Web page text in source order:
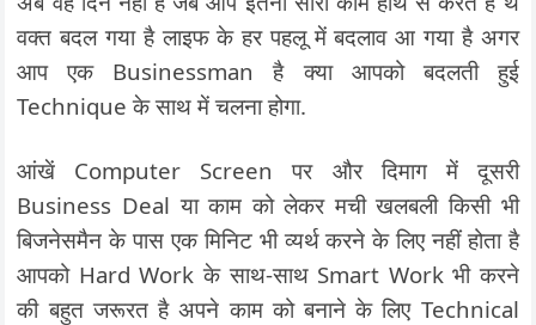
वक्त बदल गया है लाइफ के हर पहलू में बदलाव आ गया है अगर
आप एक Businessman है क्या आपको बदलती हुई
Technique के साथ में चलना होगा.
आंखें Computer Screen पर और दिमाग में दूसरी
Business Deal या काम को लेकर मची खलबली किसी भी
बिजनेसमैन के पास एक मिनिट भी व्यर्थ करने के लिए नहीं होता है
आपको Hard Work के साथ-साथ Smart Work भी करने
की बहुत जरूरत है अपने काम को बनाने के लिए Technical